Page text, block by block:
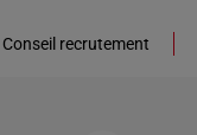
Conseil recrutement